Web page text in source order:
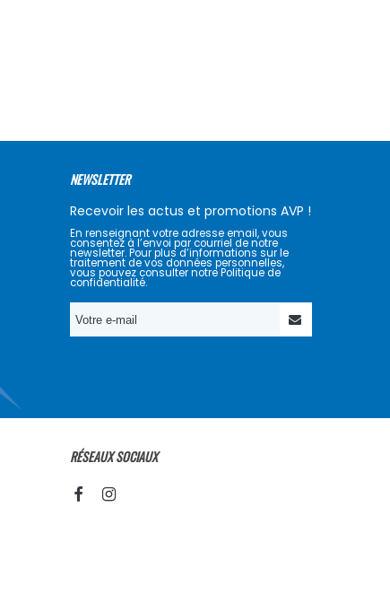
NEWSLETTER
Recevoir les actus et promotions AVP !
En renseignant votre adresse email, vous
consentez à l’envoi par courriel de notre
newsletter. Pour plus d’informations sur le
traitement de vos données personnelles,
vous pouvez consulter notre Politique de
confidentialité.
RÉSEAUX SOCIAUX